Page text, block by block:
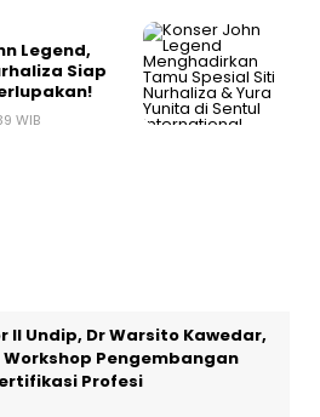
Legend,
Siap
WIB
II Undip, Dr Warsito Kawedar,
Workshop Pengembangan
Profesi